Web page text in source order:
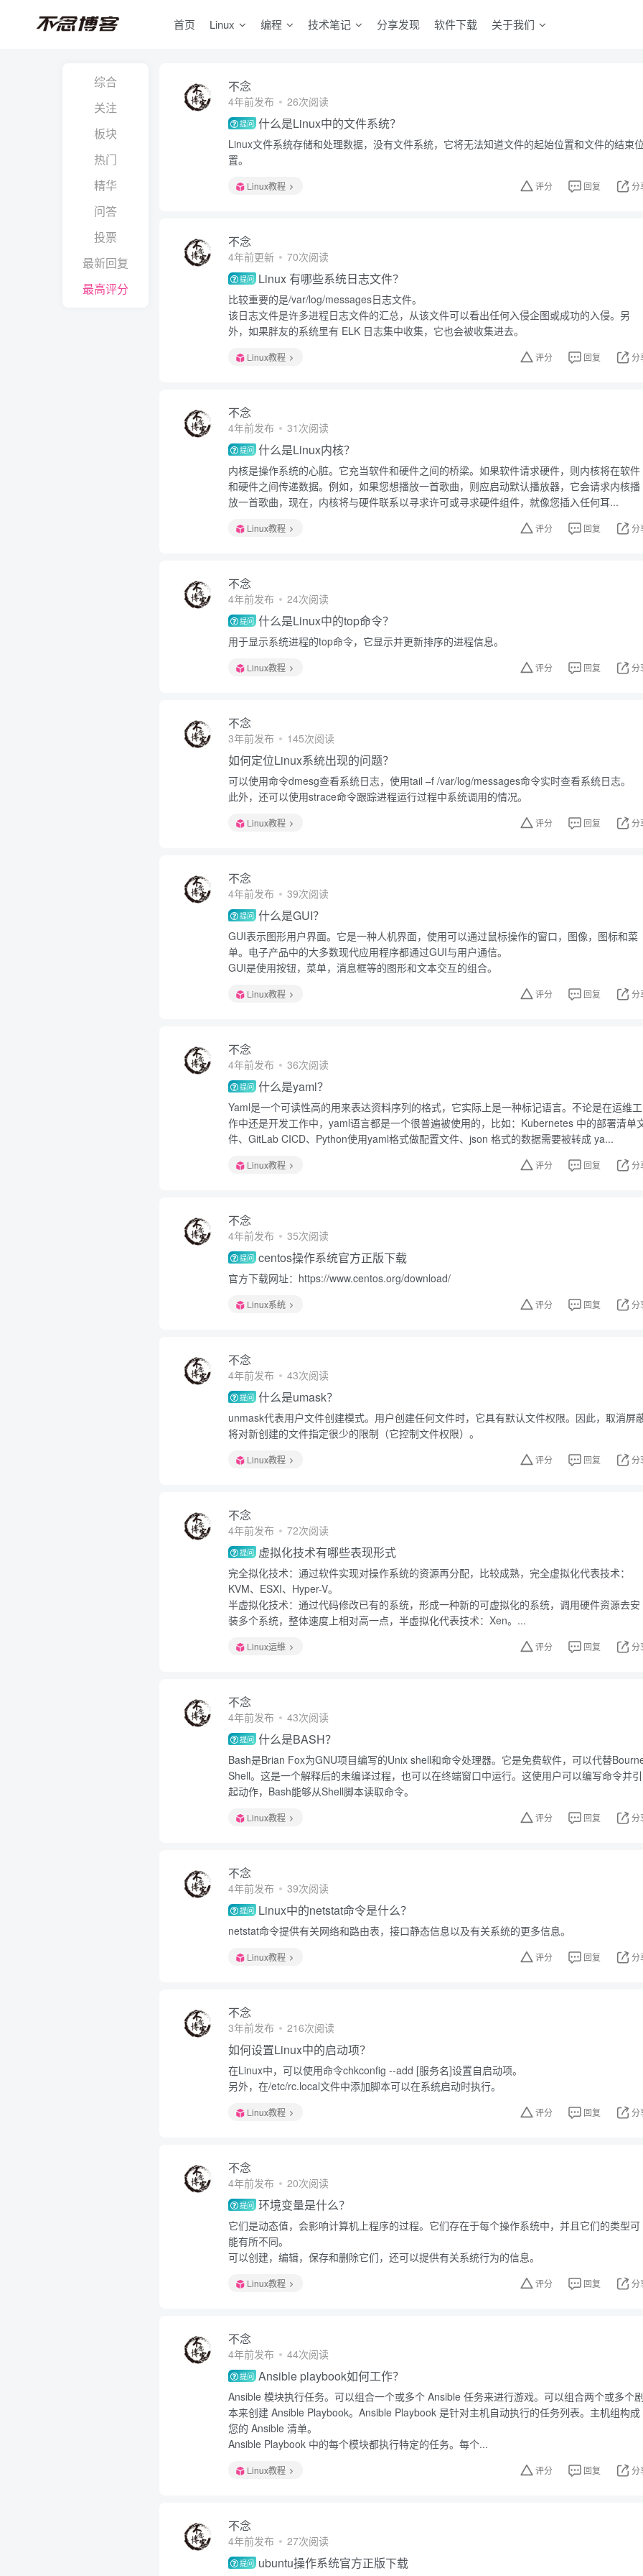
首页 Linux 编程 技术笔记 分享发现 软件下载 关于我们
综合
关注
板块
热门
精华
问答
投票
最新回复
最高评分
不念
4年前发布 26次阅读
提问 什么是Linux中的文件系统？
Linux文件系统存储和处理数据，没有文件系统，它将无法知道文件的起始位置和文件的结束
置。
Linux教程 评分 回复 分
不念
4年前更新 70次阅读
提问 Linux 有哪些系统日志文件？
比较重要的是/var/log/messages日志文件。
该日志文件是许多进程日志文件的汇总，从该文件可以看出任何入侵企图或成功的入侵。另
外，如果胖友的系统里有 ELK 日志集中收集，它也会被收集进去。
Linux教程 评分 回复 分
不念
4年前发布 31次阅读
提问 什么是Linux内核？
内核是操作系统的心脏。它充当软件和硬件之间的桥梁。如果软件请求硬件，则内核将在软件
和硬件之间传递数据。例如，如果您想播放一首歌曲，则应启动默认播放器，它会请求内核播
放一首歌曲，现在，内核将与硬件联系以寻求许可或寻求硬件组件，就像您插入任何耳...
Linux教程 评分 回复 分
不念
4年前发布 24次阅读
提问 什么是Linux中的top命令？
用于显示系统进程的top命令，它显示并更新排序的进程信息。
Linux教程 评分 回复 分
不念
3年前发布 145次阅读
如何定位Linux系统出现的问题？
可以使用命令dmesg查看系统日志，使用tail –f /var/log/messages命令实时查看系统日志。
此外，还可以使用strace命令跟踪进程运行过程中系统调用的情况。
Linux教程 评分 回复 分
不念
4年前发布 39次阅读
提问 什么是GUI？
GUI表示图形用户界面。它是一种人机界面，使用可以通过鼠标操作的窗口，图像，图标和菜
单。电子产品中的大多数现代应用程序都通过GUI与用户通信。
GUI是使用按钮，菜单，消息框等的图形和文本交互的组合。
Linux教程 评分 回复 分
不念
4年前发布 36次阅读
提问 什么是yaml？
Yaml是一个可读性高的用来表达资料序列的格式，它实际上是一种标记语言。不论是在运维工
作中还是开发工作中，yaml语言都是一个很普遍被使用的，比如：Kubernetes 中的部署清单
件、GitLab CICD、Python使用yaml格式做配置文件、json 格式的数据需要被转成 ya...
Linux教程 评分 回复 分
不念
4年前发布 35次阅读
提问 centos操作系统官方正版下载
官方下载网址：https://www.centos.org/download/
Linux系统 评分 回复 分
不念
4年前发布 43次阅读
提问 什么是umask？
unmask代表用户文件创建模式。用户创建任何文件时，它具有默认文件权限。因此，取消屏
将对新创建的文件指定很少的限制（它控制文件权限）。
Linux教程 评分 回复 分
不念
4年前发布 72次阅读
提问 虚拟化技术有哪些表现形式
完全拟化技术：通过软件实现对操作系统的资源再分配，比较成熟，完全虚拟化代表技术：
KVM、ESXI、Hyper-V。
半虚拟化技术：通过代码修改已有的系统，形成一种新的可虚拟化的系统，调用硬件资源去安
装多个系统，整体速度上相对高一点，半虚拟化代表技术：Xen。...
Linux运维 评分 回复 分
不念
4年前发布 43次阅读
提问 什么是BASH？
Bash是Brian Fox为GNU项目编写的Unix shell和命令处理器。它是免费软件，可以代替
Shell。这是一个解释后的未编译过程，也可以在终端窗口中运行。这使用户可以编写命令并引
起动作，Bash能够从Shell脚本读取命令。
Linux教程 评分 回复 分
不念
4年前发布 39次阅读
提问 Linux中的netstat命令是什么？
netstat命令提供有关网络和路由表，接口静态信息以及有关系统的更多信息。
Linux教程 评分 回复 分
不念
3年前发布 216次阅读
如何设置Linux中的启动项？
在Linux中，可以使用命令chkconfig --add [服务名]设置自启动项。
另外，在/etc/rc.local文件中添加脚本可以在系统启动时执行。
Linux教程 评分 回复 分
不念
4年前发布 20次阅读
提问 环境变量是什么？
它们是动态值，会影响计算机上程序的过程。它们存在于每个操作系统中，并且它们的类型可
能有所不同。
可以创建，编辑，保存和删除它们，还可以提供有关系统行为的信息。
Linux教程 评分 回复 分
不念
4年前发布 44次阅读
提问 Ansible playbook如何工作？
Ansible 模块执行任务。可以组合一个或多个 Ansible 任务来进行游戏。可以组合两个或多个
本来创建 Ansible Playbook。Ansible Playbook 是针对主机自动执行的任务列表。主机组构成
您的 Ansible 清单。
Ansible Playbook 中的每个模块都执行特定的任务。每个...
Linux教程 评分 回复 分
不念
4年前发布 27次阅读
提问 ubuntu操作系统官方正版下载